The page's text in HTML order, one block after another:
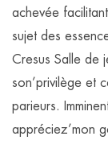
achevée
sujet des
Cresus Salle de
son’privilège et
parieurs.
appréciez’mon